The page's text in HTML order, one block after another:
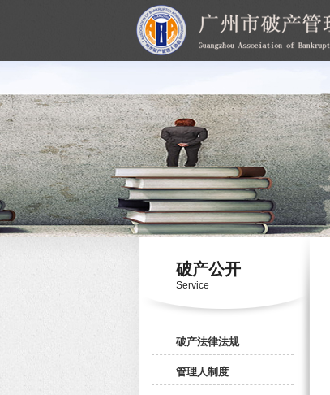
破产公开
Service
破产法律法规
管理人制度